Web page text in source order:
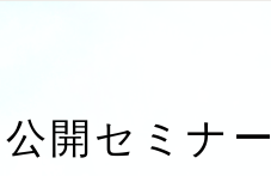
公開セミナー